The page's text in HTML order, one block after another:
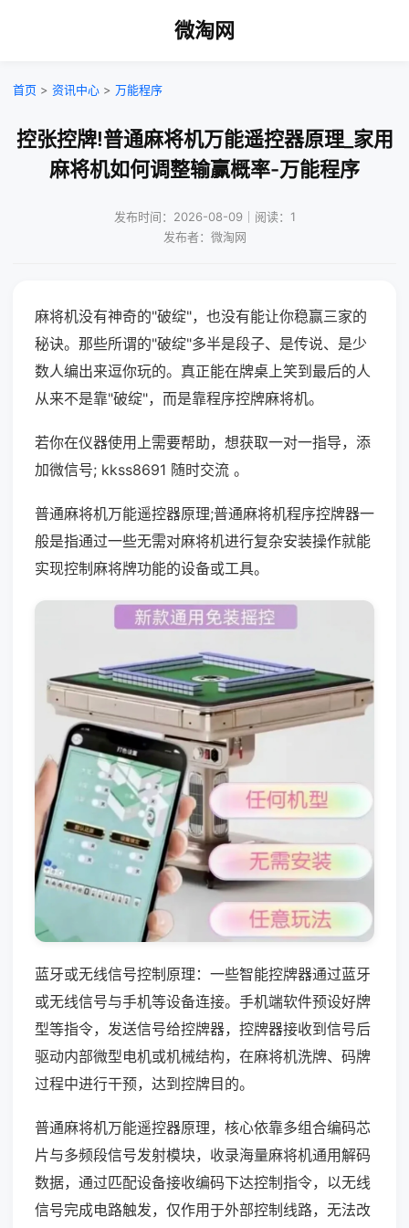
微淘网
首页 > 资讯中心 > 万能程序
控张控牌!普通麻将机万能遥控器原理_家用
麻将机如何调整输赢概率-万能程序
发布时间：2026-08-09｜阅读：1
发布者：微淘网
麻将机没有神奇的"破绽"，也没有能让你稳赢三家的
秘诀。那些所谓的"破绽"多半是段子、是传说、是少
数人编出来逗你玩的。真正能在牌桌上笑到最后的人
从来不是靠"破绽"，而是靠程序控牌麻将机。
若你在仪器使用上需要帮助，想获取一对一指导，添
加微信号; kkss8691 随时交流 。
普通麻将机万能遥控器原理;普通麻将机程序控牌器一
般是指通过一些无需对麻将机进行复杂安装操作就能
实现控制麻将牌功能的设备或工具。
蓝牙或无线信号控制原理：一些智能控牌器通过蓝牙
或无线信号与手机等设备连接。手机端软件预设好牌
型等指令，发送信号给控牌器，控牌器接收到信号后
驱动内部微型电机或机械结构，在麻将机洗牌、码牌
过程中进行干预，达到控牌目的。
普通麻将机万能遥控器原理，核心依靠多组合编码芯
片与多频段信号发射模块，收录海量麻将机通用解码
数据，通过匹配设备接收编码下达控制指令，以无线
信号完成电路触发，仅作用于外部控制线路，无法改